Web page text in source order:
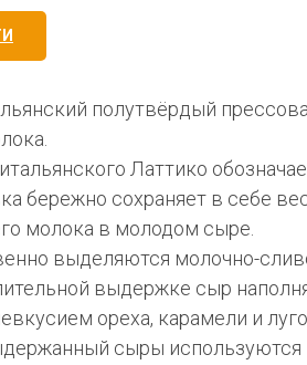
полутвёрдый
Латтико
бережно сохраняет в себе
молока в молодом сыре.
выделяются молочно-
выдержке сыр
ореха, карамели и
сыры используются